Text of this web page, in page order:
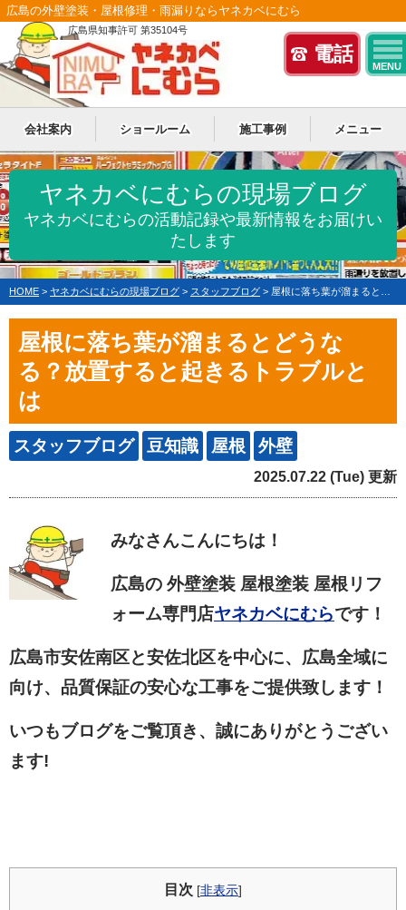
電話
MENU
広島の外壁塗装・屋根修理・雨漏りならヤネカベにむら
広島県知事許可 第35104号
会社案内 ショールーム 施工事例 メニュー
ヤネカベにむらの現場ブログ
ヤネカベにむらの活動記録や最新情報をお届けい
たします
HOME > ヤネカベにむらの現場ブログ > スタッフブログ > 屋根に落ち葉が溜まるとどうなる？放置すると起きるトラブルとは
屋根に落ち葉が溜まるとどうな
る？放置すると起きるトラブルと
は
スタッフブログ 豆知識 屋根 外壁
2025.07.22 (Tue) 更新
みなさんこんにちは！
広島の 外壁塗装 屋根塗装 屋根リフ
ォーム専門店ヤネカベにむらです！
広島市安佐南区と安佐北区を中心に、広島全域に
向け、品質保証の安心な工事をご提供致します！
いつもブログをご覧頂き、誠にありがとうござい
ます!
目次 [非表示]